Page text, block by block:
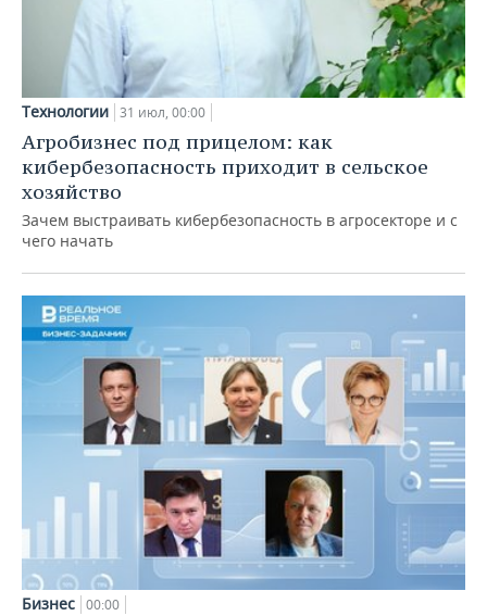
Технологии 31 июл, 00:00
Агробизнес под прицелом: как
кибербезопасность приходит в сельское
хозяйство
Зачем выстраивать кибербезопасность в агросекторе и с
чего начать
Бизнес 00:00